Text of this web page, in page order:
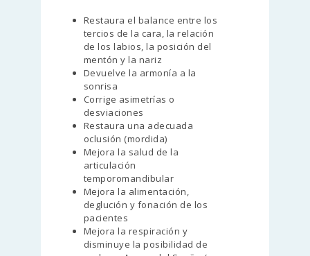
Restaura el balance entre los
tercios de la cara, la relación
de los labios, la posición del
mentón y la nariz
Devuelve la armonía a la
sonrisa
Corrige asimetrías o
desviaciones
Restaura una adecuada
oclusión (mordida)
Mejora la salud de la
articulación
temporomandibular
Mejora la alimentación,
deglución y fonación de los
pacientes
Mejora la respiración y
disminuye la posibilidad de